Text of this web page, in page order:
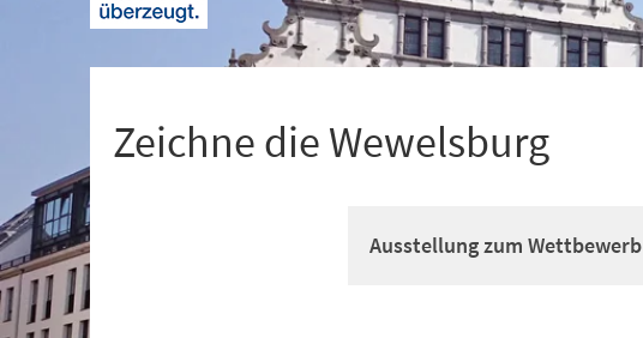
Zeichne die Wewelsburg
Ausstellung zum Wettbewerb